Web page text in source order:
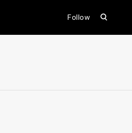
Follow
open
form